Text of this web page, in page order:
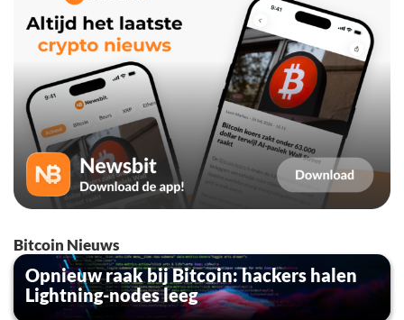
Bitcoin Nieuws
Opnieuw raak bij Bitcoin: hackers halen
Lightning-nodes leeg